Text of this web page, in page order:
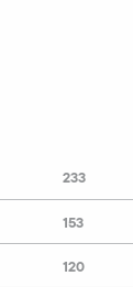
233
153
120